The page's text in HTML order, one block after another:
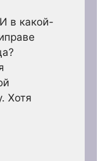
в какой-
Хотя